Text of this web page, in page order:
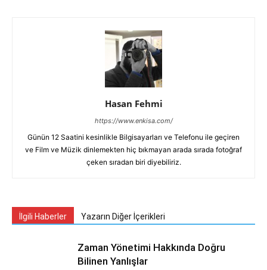
Hasan Fehmi
https://www.enkisa.com/
Günün 12 Saatini kesinlikle Bilgisayarları ve Telefonu ile geçiren
ve Film ve Müzik dinlemekten hiç bıkmayan arada sırada fotoğraf
çeken sıradan biri diyebiliriz.
İlgili Haberler Yazarın Diğer İçerikleri
Zaman Yönetimi Hakkında Doğru
Bilinen Yanlışlar